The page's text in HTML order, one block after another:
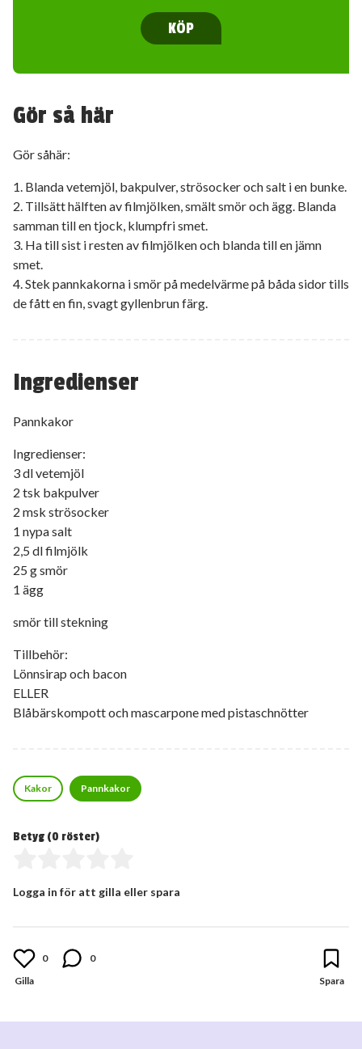
Ingredienser
Pannkakor
Ingredienser:
3 dl vetemjöl
2 tsk bakpulver
2 msk strösocker
1 nypa salt
2,5 dl filmjölk
25 g smör
1 ägg
smör till stekning
Tillbehör:
Lönnsirap och bacon
ELLER
Blåbärskompott och mascarpone med pistaschnötter
KÖP
Gör så här
Gör såhär:
1. Blanda vetemjöl, bakpulver, strösocker och salt i en bunke.
2. Tillsätt hälften av filmjölken, smält smör och ägg. Blanda
samman till en tjock, klumpfri smet.
3. Ha till sist i resten av filmjölken och blanda till en jämn
smet.
4. Stek pannkakorna i smör på medelvärme på båda sidor tills
de fått en fin, svagt gyllenbrun färg.
Kakor Pannkakor
Betyg (0 röster)
Logga in för att gilla eller spara
0 0